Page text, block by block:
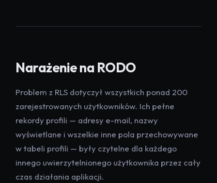
Narażenie na RODO
Problem z RLS dotyczył wszystkich ponad 200
zarejestrowanych użytkowników. Ich pełne
rekordy profili — adresy e-mail, nazwy
wyświetlane i wszelkie inne pola przechowywane
w tabeli profili — były czytelne dla każdego
innego uwierzytelnionego użytkownika przez cały
czas działania aplikacji.